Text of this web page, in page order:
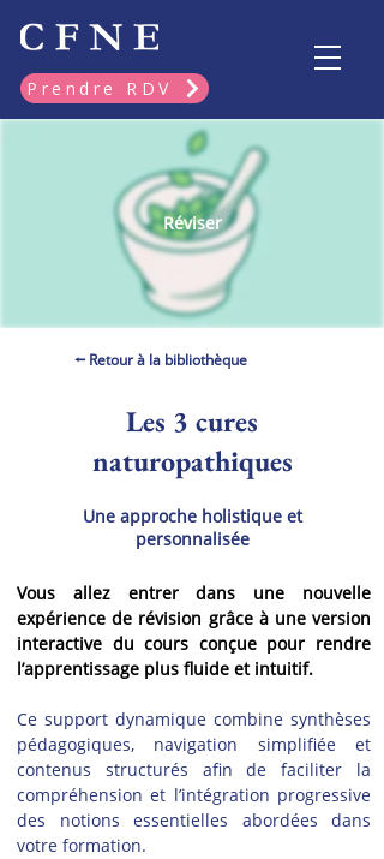
Prendre RDV
Réviser
⭠ Retour à la bibliothèque
Les 3 cures
naturopathiques
Une approche holistique et
personnalisée
Vous allez entrer dans une nouvelle
expérience de révision grâce à une version
interactive du cours conçue pour rendre
l’apprentissage plus fluide et intuitif.
Ce support dynamique combine synthèses
pédagogiques, navigation simplifiée et
contenus structurés afin de faciliter la
compréhension et l’intégration progressive
des notions essentielles abordées dans
votre formation.